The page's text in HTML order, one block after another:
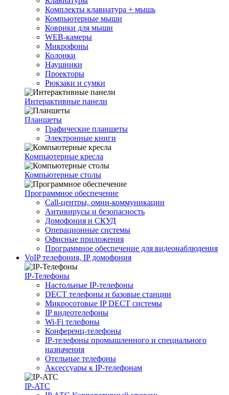
Комплекты клавиатура + мышь
Компьютерные мыши
Коврики для мыши
WEB-камеры
Микрофоны
Колонки
Наушники
Проекторы
Рюкзаки и сумки
Интерактивные панели
Планшеты
Графические планшеты
Электронные книги
Компьютерные кресла
Компьютерные столы
Программное обеспечение
Call-центры, омни-коммуникации
Антивирусы и безопасность
Домофония и СКУД
Операционные системы
Офисные приложения
Программное обеспечение для видеонаблюдения
VoIP телефония, IP домофония
IP-Телефоны
Настольные IP-телефоны
DECT телефоны и базовые станции
Микросотовые IP DECT системы
IP видеотелефоны
Wi-Fi телефоны
Конференц-телефоны
IP-телефоны промышленного и специального
назначения
Отельные телефоны
Аксессуары к IP-телефонам
IP-ATC